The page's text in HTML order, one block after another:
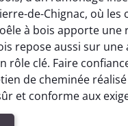
de-Chignac, où
à bois apporte une
repose aussi sur
rôle clé. Faire
de cheminée
et conforme aux